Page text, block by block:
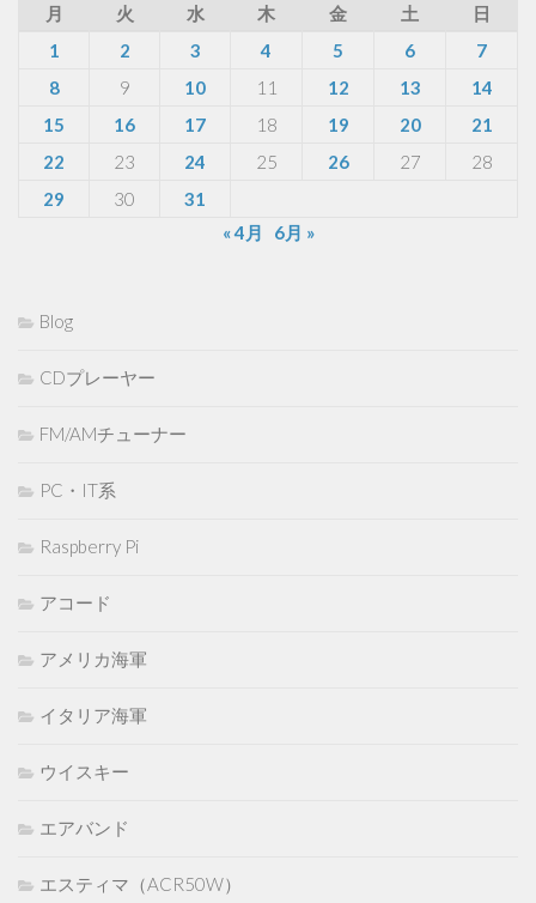
月
火 水 木 金 土
日
1
2 3 4 5 6
7
8
9 10 11 12 13
14
15
16 17 18 19 20
21
22
23 24 25 26 27
28
29
30
31
« 4月
6月 »
Blog
CDプレーヤー
FM/AMチューナー
PC・IT系
Raspberry Pi
アコード
アメリカ海軍
イタリア海軍
ウイスキー
エアバンド
エスティマ（ACR50W）